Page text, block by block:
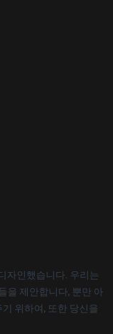
자인했습니다. 우리는
을 제안합니다, 뿐만 아
위하여, 또한 당신을